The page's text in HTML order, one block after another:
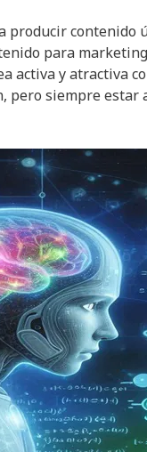
contenido
para
activa y atractiva
pero siempre